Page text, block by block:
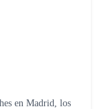
en Madrid, los